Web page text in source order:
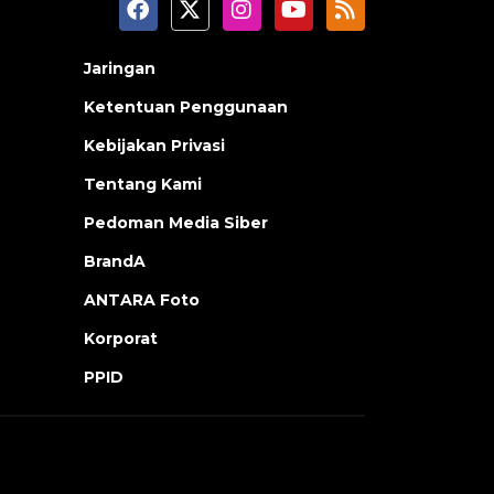
Jaringan
Ketentuan Penggunaan
Kebijakan Privasi
Tentang Kami
Pedoman Media Siber
BrandA
ANTARA Foto
Korporat
PPID